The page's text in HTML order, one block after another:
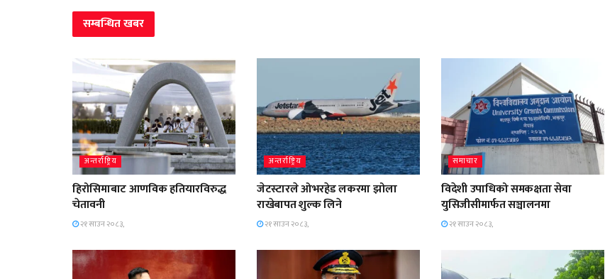
सम्बन्धितखबर
अन्तर्राष्ट्रिय
हिरोसिमाबाट आणविक हतियारविरुद्ध
चेतावनी
२१ साउन २०८३,
अन्तर्राष्ट्रिय
जेटस्टारले ओभरहेड लकरमा झोला
राखेबापत शुल्क लिने
२१ साउन २०८३,
समाचार
विदेशी उपाधिको समकक्षता सेवा
युसिजीसीमार्फत सञ्चालनमा
२१ साउन २०८३,